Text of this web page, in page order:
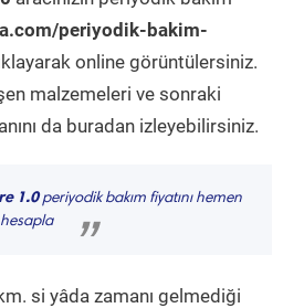
periyodik-bakim-
online görüntülersiniz.
malzemeleri ve sonraki
da buradan izleyebilirsiniz.
1.0periyodik bakım fiyatını hemen
hesapla
”
si yâda zamanı gelmediği